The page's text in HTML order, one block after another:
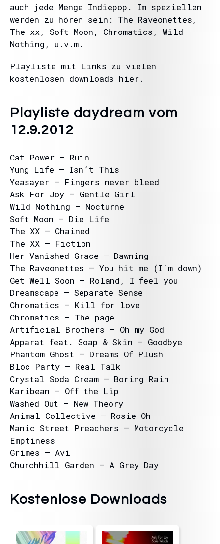
auch jede Menge Indiepop. Im speziellen
werden zu hören sein: The Raveonettes,
The xx, Soft Moon, Chromatics, Wild
Nothing, u.v.m.
Playliste mit Links zu vielen
kostenlosen downloads hier.
Playliste daydream vom
12.9.2012
Cat Power – Ruin
Yung Life – Isn’t This
Yeasayer – Fingers never bleed
Ask For Joy – Gentle Girl
Wild Nothing – Nocturne
Soft Moon – Die Life
The XX – Chained
The XX – Fiction
Her Vanished Grace – Dawning
The Raveonettes – You hit me (I’m down)
Get Well Soon – Roland, I feel you
Dreamscape – Separate Sense
Chromatics – Kill for love
Chromatics – The page
Artificial Brothers – Oh my God
Apparat feat. Soap & Skin – Goodbye
Phantom Ghost – Dreams Of Plush
Bloc Party – Real Talk
Crystal Soda Cream – Boring Rain
Karibean – Off the Lip
Washed Out – New Theory
Animal Collective – Rosie Oh
Manic Street Preachers – Motorcycle
Emptiness
Grimes – Avi
Churchhill Garden – A Grey Day
Kostenlose Downloads